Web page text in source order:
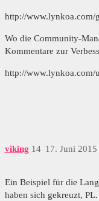
http://www.lynkoa.com/
Wo die Community-
Kommentare zur
http://www.lynkoa.com/
viking 17. Juni
14
Ein Beispiel für die
haben sich gekreuzt, PL.